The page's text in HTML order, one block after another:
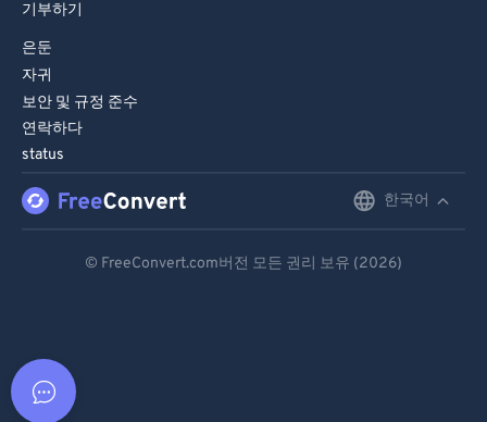
기부하기
은둔
자귀
보안 및 규정 준수
연락하다
status
한국어
© FreeConvert.com버전 모든 권리 보유 (2026)